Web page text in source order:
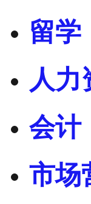
留学
人力
会计
市场